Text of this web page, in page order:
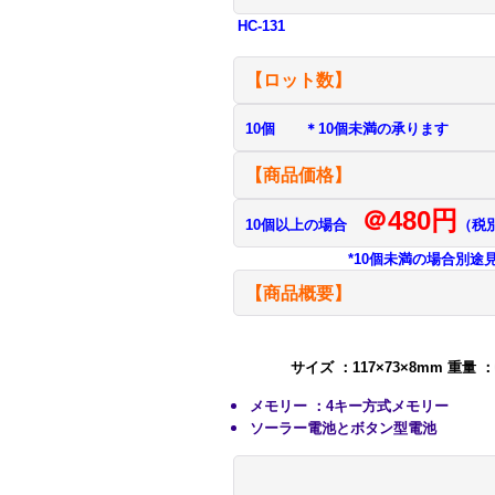
HC-131
【ロット数】
10個 ＊10個未満の承ります
【商品価格】
10個以上の場合 ＠480円 （税
*10個未満の場合別途見積
【商品概要】
サイズ ：117×73×8mm 重量 ：
メモリー ：4キー方式メモリー
ソーラー電池とボタン型電池